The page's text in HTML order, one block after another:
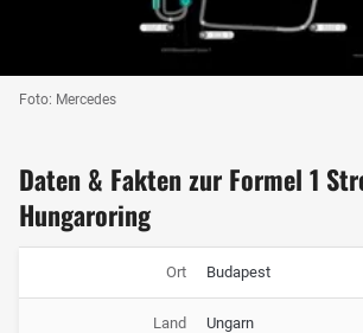
Foto: Mercedes
Daten & Fakten zur Formel 1
Hungaroring
Ort Budapest
Land Ungarn